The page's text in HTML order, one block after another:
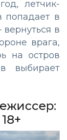
летчик-
попадает в
в
врага,
на остров
выбирает